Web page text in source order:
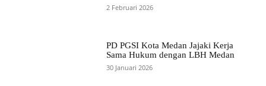
2 Februari 2026
PD PGSI Kota Medan Jajaki Kerja
Sama Hukum dengan LBH Medan
30 Januari 2026